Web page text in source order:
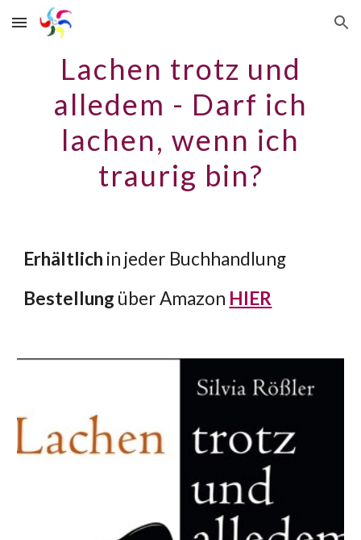
Skip to main content Skip to navigation
Lachen trotz und
alledem - Darf ich
lachen, wenn ich
traurig bin?
Erhältlich in jeder Buchhandlung
Bestellung über Amazon HIER